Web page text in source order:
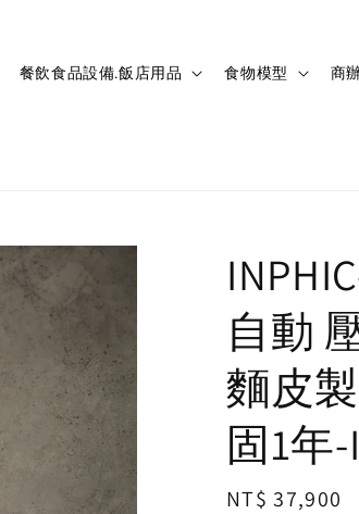
餐飲食品設備.飯店用品 食物模型 商
自動
麵皮
固1年-
Regular
NT$ 37,900